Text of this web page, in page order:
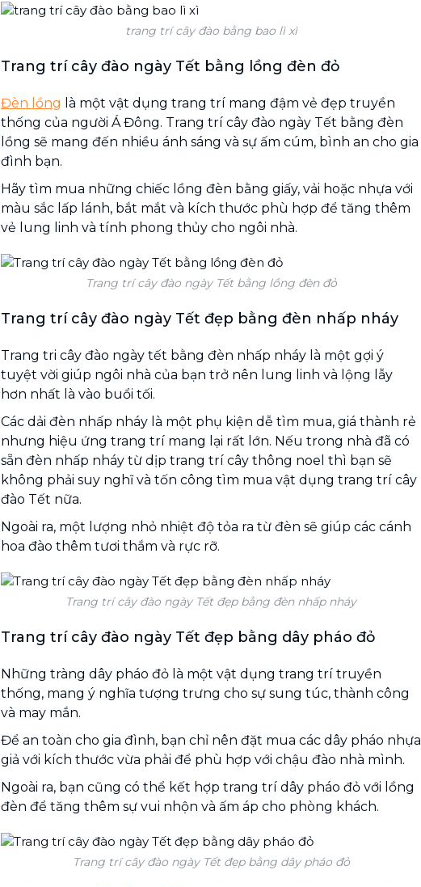
trang trí cây đào bằng bao lì xì
Trang trí cây đào ngày Tết bằng lồng đèn đỏ
Đèn lồng là một vật dụng trang trí mang đậm vẻ đẹp truyền
thống của người Á Đông. Trang trí cây đào ngày Tết bằng đèn
lồng sẽ mang đến nhiều ánh sáng và sự ấm cúm, bình an cho gia
đình bạn.
Hãy tìm mua những chiếc lồng đèn bằng giấy, vải hoặc nhựa với
màu sắc lấp lánh, bắt mắt và kích thước phù hợp để tăng thêm
vẻ lung linh và tính phong thủy cho ngôi nhà.
Trang trí cây đào ngày Tết bằng lồng đèn đỏ
Trang trí cây đào ngày Tết đẹp bằng đèn nhấp nháy
Trang tri cây đào ngày tết bằng đèn nhấp nháy là một gợi ý
tuyệt vời giúp ngôi nhà của bạn trở nên lung linh và lộng lẫy
hơn nhất là vào buổi tối.
Các dải đèn nhấp nháy là một phụ kiện dễ tìm mua, giá thành rẻ
nhưng hiệu ứng trang trí mang lại rất lớn. Nếu trong nhà đã có
sẵn đèn nhấp nháy từ dịp trang trí cây thông noel thì bạn sẽ
không phải suy nghĩ và tốn công tìm mua vật dụng trang trí cây
đào Tết nữa.
Ngoài ra, một lượng nhỏ nhiệt độ tỏa ra từ đèn sẽ giúp các cánh
hoa đào thêm tươi thắm và rực rỡ.
Trang trí cây đào ngày Tết đẹp bằng đèn nhấp nháy
Trang trí cây đào ngày Tết đẹp bằng dây pháo đỏ
Những tràng dây pháo đỏ là một vật dụng trang trí truyền
thống, mang ý nghĩa tượng trưng cho sự sung túc, thành công
và may mắn.
Để an toàn cho gia đình, bạn chỉ nên đặt mua các dây pháo nhựa
giả với kích thước vừa phải để phù hợp với chậu đào nhà mình.
Ngoài ra, bạn cũng có thể kết hợp trang trí dây pháo đỏ với lồng
đèn để tăng thêm sự vui nhộn và ấm áp cho phòng khách.
Trang trí cây đào ngày Tết đẹp bằng dây pháo đỏ